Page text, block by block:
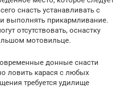
снасть устанавливать с
выполнять прикармливание.
отсутствовать, оснастку
мотовильце.
донные снасти
ловить карася с любых
требуется удилище